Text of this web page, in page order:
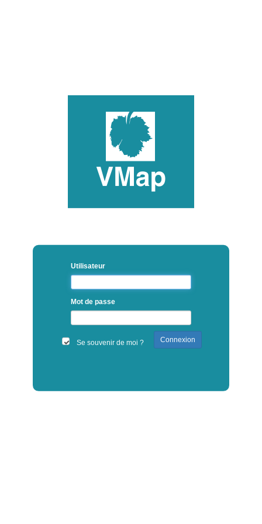
Utilisateur
Mot de passe
Se souvenir de moi ? Connexion